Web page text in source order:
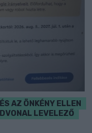
AZ ÖNKÉNY ELLEN
LEVELEZŐ